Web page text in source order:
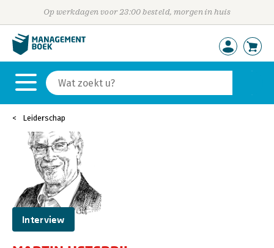
Op werkdagen voor 23:00 besteld, morgen in huis
Leiderschap
Interview